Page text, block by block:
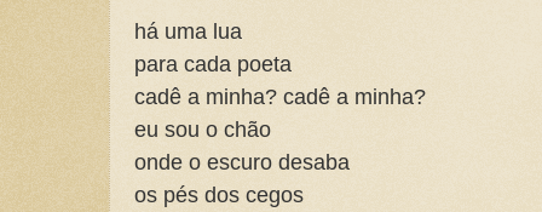
há uma lua
para cada poeta
cadê a minha? cadê a minha?
eu sou o chão
onde o escuro desaba
os pés dos cegos